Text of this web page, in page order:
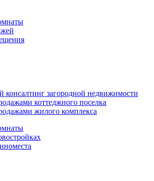
консалтинг загородной недвижимости
коттеджного поселка
жилого комплекса